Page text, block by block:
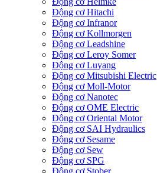
Động cơ Hitachi
Động cơ Infranor
Động cơ Kollmorgen
Động cơ Leadshine
Động cơ Leroy Somer
Động cơ Luyang
Động cơ Mitsubishi Electric
Động cơ Moll-Motor
Động cơ Nanotec
Động cơ OME Electric
Động cơ Oriental Motor
Động cơ SAI Hydraulics
Động cơ Sesame
Động cơ Sew
Động cơ SPG